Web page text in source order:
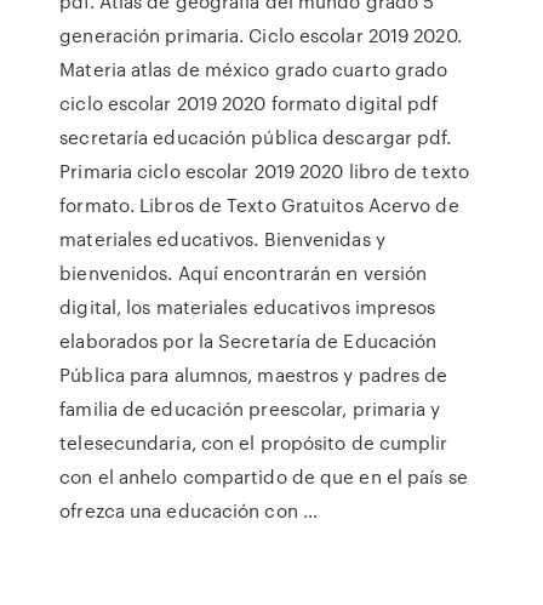
generación primaria. Ciclo escolar 2019 2020.
Materia atlas de méxico grado cuarto grado
ciclo escolar 2019 2020 formato digital pdf
secretaría educación pública descargar pdf.
Primaria ciclo escolar 2019 2020 libro de texto
formato. Libros de Texto Gratuitos Acervo de
materiales educativos. Bienvenidas y
bienvenidos. Aquí encontrarán en versión
digital, los materiales educativos impresos
elaborados por la Secretaría de Educación
Pública para alumnos, maestros y padres de
familia de educación preescolar, primaria y
telesecundaria, con el propósito de cumplir
con el anhelo compartido de que en el país se
ofrezca una educación con …